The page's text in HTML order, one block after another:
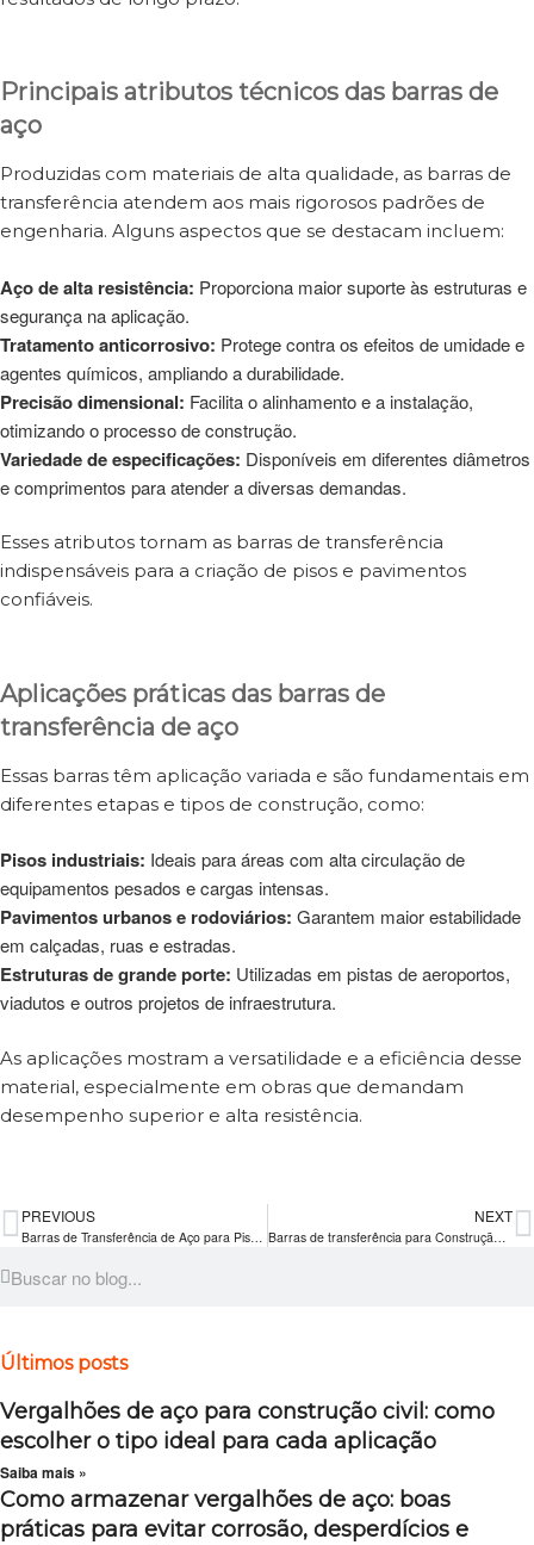
Principais atributos técnicos das barras de
aço
Produzidas com materiais de alta qualidade, as barras de
transferência atendem aos mais rigorosos padrões de
engenharia. Alguns aspectos que se destacam incluem:
Aço de alta resistência: Proporciona maior suporte às estruturas e
segurança na aplicação.
Tratamento anticorrosivo: Protege contra os efeitos de umidade e
agentes químicos, ampliando a durabilidade.
Precisão dimensional: Facilita o alinhamento e a instalação,
otimizando o processo de construção.
Variedade de especificações: Disponíveis em diferentes diâmetros
e comprimentos para atender a diversas demandas.
Esses atributos tornam as barras de transferência
indispensáveis para a criação de pisos e pavimentos
confiáveis.
Aplicações práticas das barras de
transferência de aço
Essas barras têm aplicação variada e são fundamentais em
diferentes etapas e tipos de construção, como:
Pisos industriais: Ideais para áreas com alta circulação de
equipamentos pesados e cargas intensas.
Pavimentos urbanos e rodoviários: Garantem maior estabilidade
em calçadas, ruas e estradas.
Estruturas de grande porte: Utilizadas em pistas de aeroportos,
viadutos e outros projetos de infraestrutura.
As aplicações mostram a versatilidade e a eficiência desse
material, especialmente em obras que demandam
desempenho superior e alta resistência.
PREVIOUS
Barras de Transferência de Aço para Piso: Robustez e Eficiência Estrutural
NEXT
Barras de transferência para Construção Civil: Confiabilidade e Desempenho Superior
Últimos posts
Vergalhões de aço para construção civil: como
escolher o tipo ideal para cada aplicação
Saiba mais »
Como armazenar vergalhões de aço: boas
práticas para evitar corrosão, desperdícios e